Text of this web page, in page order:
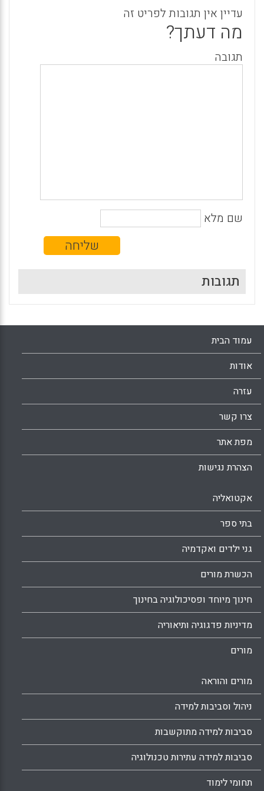
עדיין אין תגובות לפריט זה
מה דעתך?
תגובה
שם מלא
תגובות
עמוד הבית
אודות
עזרה
צרו קשר
מפת אתר
הצהרת נגישות
אקטואליה
בתי ספר
גני ילדים ואקדמיה
הכשרת מורים
חינוך מיוחד ופסיכולוגיה בחינוך
מדיניות פדגוגיה ותיאוריה
מורים
מורים והוראה
ניהול וסביבות למידה
סביבות למידה מתוקשבות
סביבות למידה עתירות טכנולוגיה
תחומי לימוד